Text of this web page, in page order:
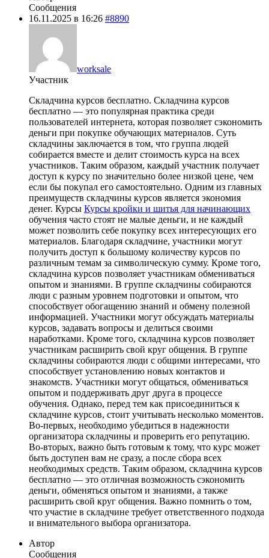
Сообщения
16.11.2025 в 16:26 #8890
worksale
Участник
Складчина курсов бесплатно. Складчина курсов
бесплатно — это популярная практика среди
пользователей интернета, которая позволяет сэкономить
деньги при покупке обучающих материалов. Суть
складчины заключается в том, что группа людей
собирается вместе и делит стоимость курса на всех
участников. Таким образом, каждый участник получает
доступ к курсу по значительно более низкой цене, чем
если бы покупал его самостоятельно. Одним из главных
преимуществ складчины курсов является экономия
денег. Курсы Курсы кройки и шитья для начинающих
обучения часто стоят не малые деньги, и не каждый
может позволить себе покупку всех интересующих его
материалов. Благодаря складчине, участники могут
получить доступ к большому количеству курсов по
различным темам за символическую сумму. Кроме того,
складчина курсов позволяет участникам обмениваться
опытом и знаниями. В группе складчины собираются
люди с разным уровнем подготовки и опытом, что
способствует обогащению знаний и обмену полезной
информацией. Участники могут обсуждать материалы
курсов, задавать вопросы и делиться своими
наработками. Кроме того, складчина курсов позволяет
участникам расширить свой круг общения. В группе
складчины собираются люди с общими интересами, что
способствует установлению новых контактов и
знакомств. Участники могут общаться, обмениваться
опытом и поддерживать друг друга в процессе
обучения. Однако, перед тем как присоединиться к
складчине курсов, стоит учитывать несколько моментов.
Во-первых, необходимо убедиться в надежности
организатора складчины и проверить его репутацию.
Во-вторых, важно быть готовым к тому, что курс может
быть доступен вам не сразу, а после сбора всех
необходимых средств. Таким образом, складчина курсов
бесплатно — это отличная возможность сэкономить
деньги, обменяться опытом и знаниями, а также
расширить свой круг общения. Важно помнить о том,
что участие в складчине требует ответственного подхода
и внимательного выбора организатора.
Автор
Сообщения